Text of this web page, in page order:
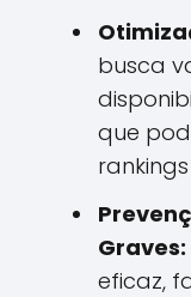
busca
que
Graves:
eficaz,